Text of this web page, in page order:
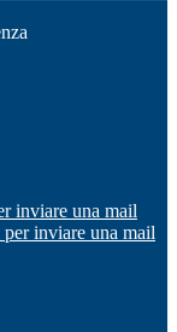
inviare una mail
inviare una mail